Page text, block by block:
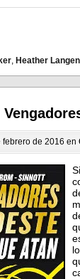
Heather
febrero de 2016 en